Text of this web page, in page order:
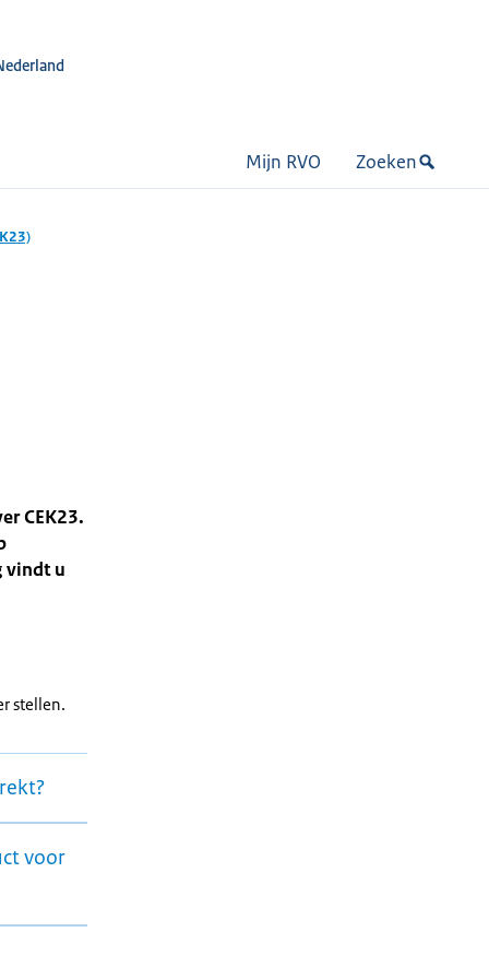
Mijn RVO Zoeken
CEK23.
vindt u
stellen.
voor